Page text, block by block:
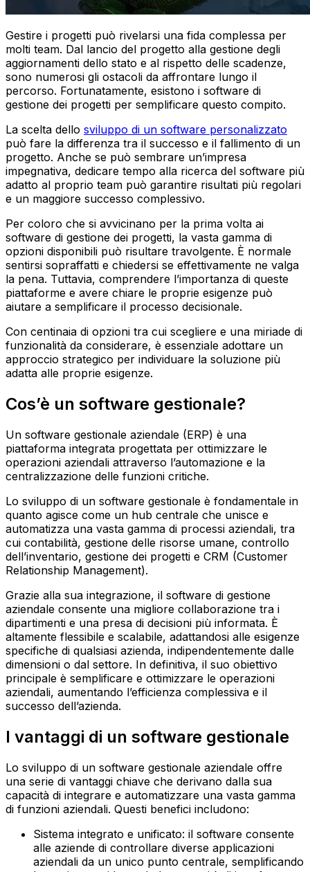
Gestire i progetti può rivelarsi una fida complessa per
molti team. Dal lancio del progetto alla gestione degli
aggiornamenti dello stato e al rispetto delle scadenze,
sono numerosi gli ostacoli da affrontare lungo il
percorso. Fortunatamente, esistono i software di
gestione dei progetti per semplificare questo compito.
La scelta dello sviluppo di un software personalizzato
può fare la differenza tra il successo e il fallimento di un
progetto. Anche se può sembrare un’impresa
impegnativa, dedicare tempo alla ricerca del software più
adatto al proprio team può garantire risultati più regolari
e un maggiore successo complessivo.
Per coloro che si avvicinano per la prima volta ai
software di gestione dei progetti, la vasta gamma di
opzioni disponibili può risultare travolgente. È normale
sentirsi sopraffatti e chiedersi se effettivamente ne valga
la pena. Tuttavia, comprendere l’importanza di queste
piattaforme e avere chiare le proprie esigenze può
aiutare a semplificare il processo decisionale.
Con centinaia di opzioni tra cui scegliere e una miriade di
funzionalità da considerare, è essenziale adottare un
approccio strategico per individuare la soluzione più
adatta alle proprie esigenze.
Cos’è un software gestionale?
Un software gestionale aziendale (ERP) è una
piattaforma integrata progettata per ottimizzare le
operazioni aziendali attraverso l’automazione e la
centralizzazione delle funzioni critiche.
Lo sviluppo di un software gestionale è fondamentale in
quanto agisce come un hub centrale che unisce e
automatizza una vasta gamma di processi aziendali, tra
cui contabilità, gestione delle risorse umane, controllo
dell’inventario, gestione dei progetti e CRM (Customer
Relationship Management).
Grazie alla sua integrazione, il software di gestione
aziendale consente una migliore collaborazione tra i
dipartimenti e una presa di decisioni più informata. È
altamente flessibile e scalabile, adattandosi alle esigenze
specifiche di qualsiasi azienda, indipendentemente dalle
dimensioni o dal settore. In definitiva, il suo obiettivo
principale è semplificare e ottimizzare le operazioni
aziendali, aumentando l’efficienza complessiva e il
successo dell’azienda.
I vantaggi di un software gestionale
Lo sviluppo di un software gestionale aziendale offre
una serie di vantaggi chiave che derivano dalla sua
capacità di integrare e automatizzare una vasta gamma
di funzioni aziendali. Questi benefici includono:
Sistema integrato e unificato: il software consente
alle aziende di controllare diverse applicazioni
aziendali da un unico punto centrale, semplificando